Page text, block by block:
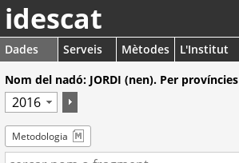
idescat
Dades Serveis Mètodes
L'Institut
Nom del nadó: JORDI (nen). Per províncies
Metodologia